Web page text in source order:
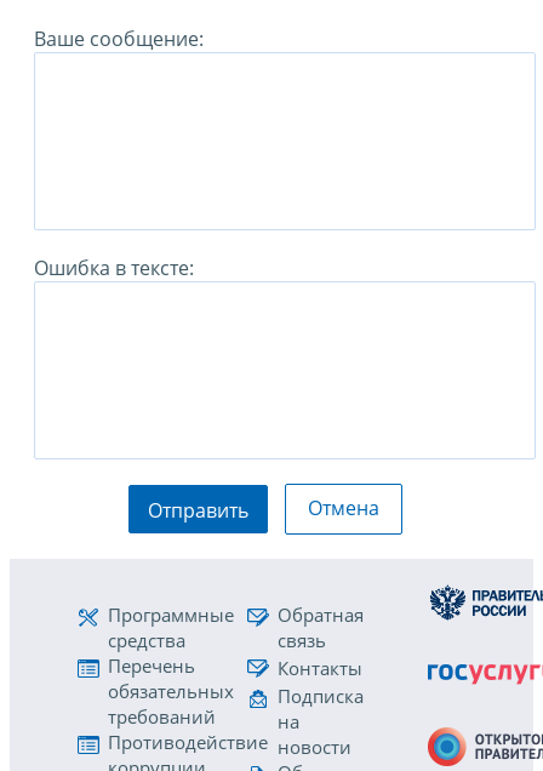
Ваше сообщение:
Ошибка в тексте:
Отправить Отмена
Программные
средства
Перечень
обязательных
требований
Противодействие
Обратная
связь
Контакты
Подписка
на
новости